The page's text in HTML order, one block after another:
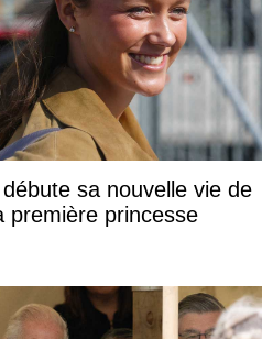
sa nouvelle vie de
première princesse